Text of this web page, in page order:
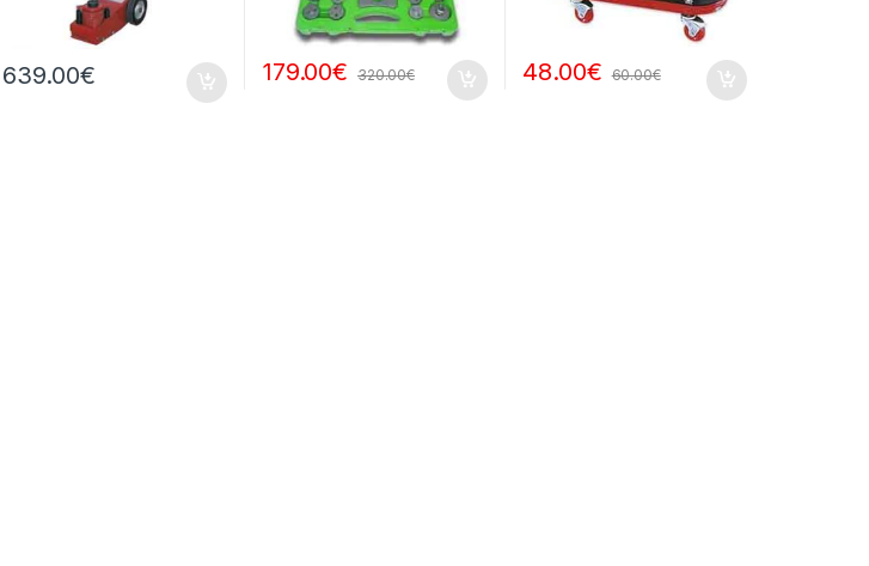
639.00€ 179.00€ 320.00€ 48.00€ 60.00€